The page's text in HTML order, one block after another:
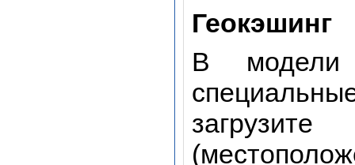
Геокэшинг
В модели